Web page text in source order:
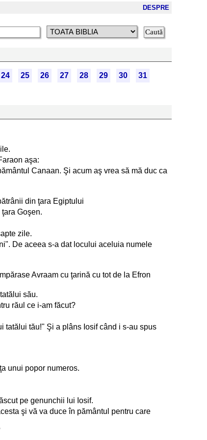
DESPRE
24 25 26 27 28 29 30 31
aşa:
Canaan. Şi acum aş vrea să mă duc ca
din ţara Egiptului
Goşen.
zile.
De aceea s-a dat locului aceluia numele
Avraam cu ţarină cu tot de la Efron
său.
răul ce i-am făcut?
tatălui tău!" Şi a plâns Iosif când i s-au spus
unui popor numeros.
pe genunchii lui Iosif.
şi vă va duce în pământul pentru care